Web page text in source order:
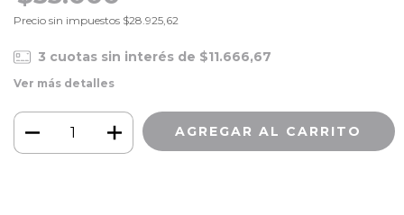
Precio sin impuestos $28.925,62
3 cuotas sin interés de $11.666,67
Ver más detalles